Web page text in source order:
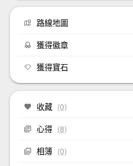
路線地圖
獲得徽章
獲得寶石
收藏 (0)
心得 (8)
相簿 (0)